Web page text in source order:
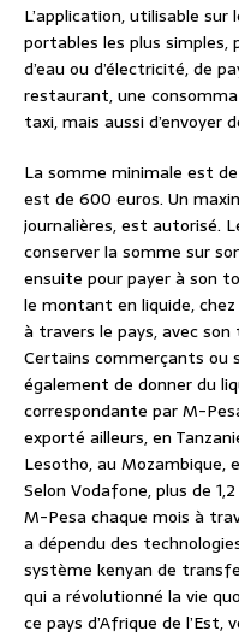
L’application, utilisable
portables les plus
d’eau ou d’électricité, de
restaurant, une
taxi, mais aussi d’envoyer
La somme minimale est
est de 600 euros. Un
journalières, est autorisé.
conserver la somme sur
ensuite pour payer à son
le montant en liquide,
à travers le pays, avec
Certains commerçants ou
également de donner du
correspondante par M-
exporté ailleurs, en
Lesotho, au Mozambique,
Selon Vodafone, plus de
M-Pesa chaque mois à
a dépendu des
système kenyan de
qui a révolutionné la vie
ce pays d’Afrique de